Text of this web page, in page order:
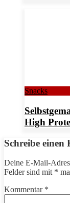
Snacks
High
Schreibe einen
Deine E-Mail-
Felder sind mit *
Kommentar *